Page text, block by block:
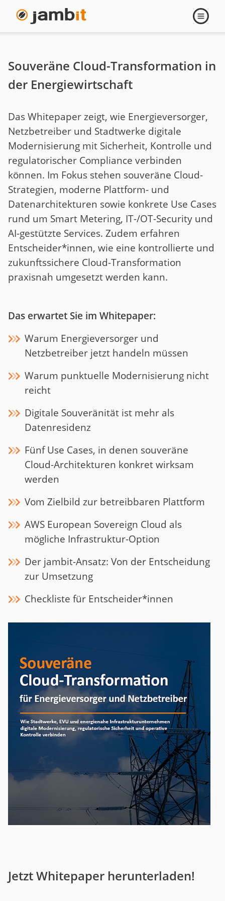
öffnen
Souveräne Cloud-Transformation in
der Energiewirtschaft
Das Whitepaper zeigt, wie Energieversorger,
Netzbetreiber und Stadtwerke digitale
Modernisierung mit Sicherheit, Kontrolle und
regulatorischer Compliance verbinden
können. Im Fokus stehen souveräne Cloud-
Strategien, moderne Plattform- und
Datenarchitekturen sowie konkrete Use Cases
rund um Smart Metering, IT-/OT-Security und
AI-gestützte Services. Zudem erfahren
Entscheider*innen, wie eine kontrollierte und
zukunftssichere Cloud-Transformation
praxisnah umgesetzt werden kann.
Das erwartet Sie im Whitepaper:
Warum Energieversorger und
Netzbetreiber jetzt handeln müssen
Warum punktuelle Modernisierung nicht
reicht
Digitale Souveränität ist mehr als
Datenresidenz
Fünf Use Cases, in denen souveräne
Cloud-Architekturen konkret wirksam
werden
Vom Zielbild zur betreibbaren Plattform
AWS European Sovereign Cloud als
mögliche Infrastruktur-Option
Der jambit-Ansatz: Von der Entscheidung
zur Umsetzung
Checkliste für Entscheider*innen
Jetzt Whitepaper herunterladen!